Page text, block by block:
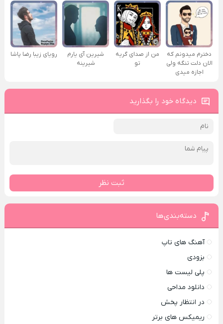
دخترم میدونم که
الان دلت تنگه ولی
اجازه میدی
من از صدای گريه
تو
شیرین آی یارم
شیرینه
رویای زیبا رضا پاشا
دیدگاه خود را بگذارید
ثبت نظر
دسته‌بندی‌ها
آهنگ های تاپ
بزودی
پلی لیست ها
دانلود مداحی
در انتظار پخش
ریمیکس های برتر